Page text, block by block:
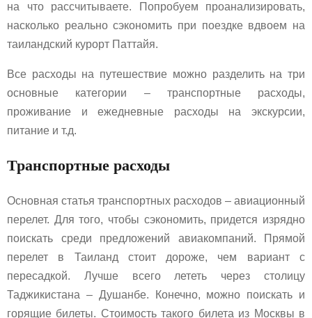
на что рассчитываете. Попробуем проанализировать,
насколько реально сэкономить при поездке вдвоем на
таиландский курорт Паттайя.
Все расходы на путешествие можно разделить на три
основные категории – транспортные расходы,
проживание и ежедневные расходы на экскурсии,
питание и т.д.
Транспортные расходы
Основная статья транспортных расходов – авиационный
перелет. Для того, чтобы сэкономить, придется изрядно
поискать среди предложений авиакомпаний. Прямой
перелет в Таиланд стоит дороже, чем вариант с
пересадкой. Лучше всего лететь через столицу
Таджикистана – Душанбе. Конечно, можно поискать и
горящие билеты. Стоимость такого билета из Москвы в